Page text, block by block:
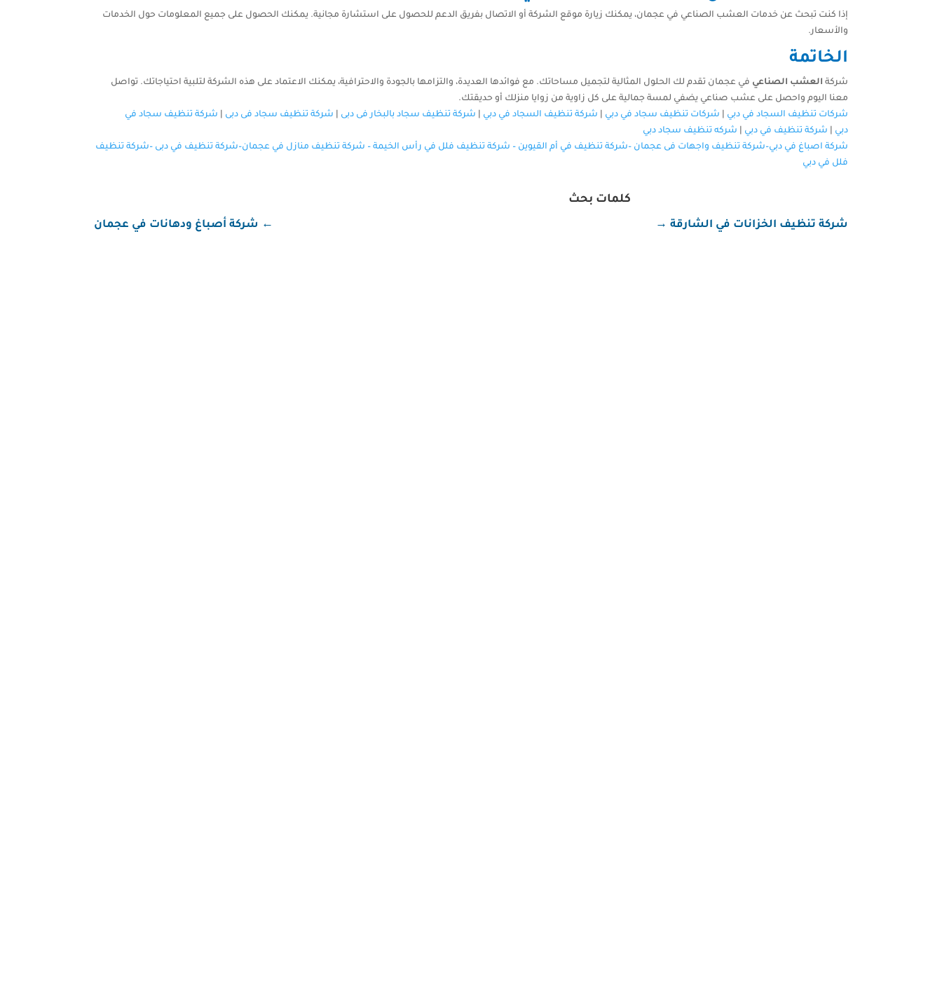
إذا كنت تبحث عن خدمات العشب الصناعي في عجمان، يمكنك زيارة موقع الشركة أو الاتصال بفريق الدعم للحصول على استشارة مجانية. يمكنك الحصول على جميع المعلومات حول الخدمات
والأسعار.
الخاتمة
شركة العشب الصناعي في عجمان تقدم لك الحلول المثالية لتجميل مساحاتك. مع فوائدها العديدة، والتزامها بالجودة والاحترافية، يمكنك الاعتماد على هذه الشركة لتلبية احتياجاتك. تواصل
معنا اليوم واحصل على عشب صناعي يضفي لمسة جمالية على كل زاوية من زوايا منزلك أو حديقتك.
شركات تنظيف السجاد في دبي
شركات تنظيف سجاد في دبي شركة تنظيف السجاد في دبي شركة تنظيف سجاد بالبخار فى دبى شركة تنظيف سجاد فى دبى
شركة تنظيف سجاد في
دبي
شركة تنظيف في دبي
شركه تنظيف سجاد دبي
شركة اصباغ في دبي–شركة تنظيف واجهات فى عجمان –شركة تنظيف في أم القيوين – شركة تنظيف فلل في رأس الخيمة – شركة تنظيف منازل في عجمان–شركة تنظيف في دبى –شركة تنظيف
فلل في دبي
كلمات بحث
← شركة أصباغ ودهانات في عجمان شركة تنظيف الخزانات في الشارقة →